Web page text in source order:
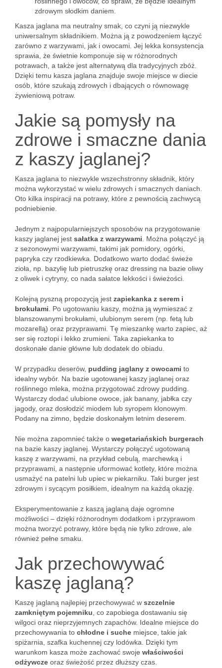
zdrowym słodkim daniem.
Kasza jaglana ma neutralny smak, co czyni ją niezwykle
uniwersalnym składnikiem. Można ją z powodzeniem łączyć
zarówno z warzywami, jak i owocami. Jej lekka konsystencja
sprawia, że świetnie komponuje się w różnorodnych
potrawach, a także jest alternatywą dla tradycyjnych zbóż.
Dzięki temu kasza jaglana znajduje swoje miejsce w diecie
osób, które szukają zdrowych i dbających o równowagę
żywieniową potraw.
Jakie są pomysły na
zdrowe i smaczne dania
z kaszy jaglanej?
Kasza jaglana to niezwykle wszechstronny składnik, który
można wykorzystać w wielu zdrowych i smacznych daniach.
Oto kilka inspiracji na potrawy, które z pewnością zachwycą
podniebienie.
Jednym z najpopularniejszych sposobów na przygotowanie
kaszy jaglanej jest sałatka z warzywami . Można połączyć ją
z sezonowymi warzywami, takimi jak pomidory, ogórki,
papryka czy rzodkiewka. Dodatkowo warto dodać świeże
zioła, np. bazylię lub pietruszkę oraz dressing na bazie oliwy
z oliwek i cytryny, co nada sałatce lekkości i świeżości.
Kolejną pyszną propozycją jest zapiekanka z serem i
brokułami . Po ugotowaniu kaszy, można ją wymieszać z
blanszowanymi brokułami, ulubionym serem (np. fetą lub
mozarellą) oraz przyprawami. Tę mieszankę warto zapiec, aż
ser się roztopi i lekko zrumieni. Taka zapiekanka to
doskonałe danie główne lub dodatek do obiadu.
W przypadku deserów, pudding jaglany z owocami to
idealny wybór. Na bazie ugotowanej kaszy jaglanej oraz
roślinnego mleka, można przygotować zdrowy pudding.
Wystarczy dodać ulubione owoce, jak banany, jabłka czy
jagody, oraz dosłodzić miodem lub syropem klonowym.
Podany na zimno, będzie doskonałym letnim deserem.
Nie można zapomnieć także o wegetariańskich burgerach
na bazie kaszy jaglanej. Wystarczy połączyć ugotowaną
kaszę z warzywami, na przykład cebulą, marchewką i
przyprawami, a następnie uformować kotlety, które można
usmażyć na patelni lub upiec w piekarniku. Taki burger jest
zdrowym i sycącym posiłkiem, idealnym na każdą okazję.
Eksperymentowanie z kaszą jaglaną daje ogromne
możliwości – dzięki różnorodnym dodatkom i przyprawom
można tworzyć potrawy, które będą nie tylko zdrowe, ale
również pełne smaku.
Jak przechowywać
kaszę jaglaną?
Kaszę jaglaną najlepiej przechowywać w szczelnie
zamkniętym pojemniku , co zapobiega dostawaniu się
wilgoci oraz nieprzyjemnych zapachów. Idealne miejsce do
przechowywania to chłodne i suche miejsce, takie jak
spiżarnia, szafka kuchennej czy lodówka. Dzięki tym
warunkom kasza może zachować swoje właściwości
odżywcze oraz świeżość przez dłuższy czas.